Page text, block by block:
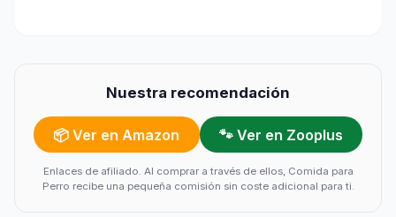
Nuestra recomendación
📦 Ver en Amazon 🐾 Ver en Zooplus
Enlaces de afiliado. Al comprar a través de ellos, Comida para
Perro recibe una pequeña comisión sin coste adicional para ti.